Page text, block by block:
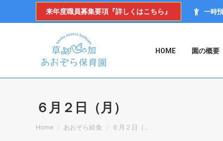
来年度職員募集要項『詳しくはこちら』 一時
HOME 園の概要
６月２日（月）
You are here:
Home あおぞら給食 ６月２日（…